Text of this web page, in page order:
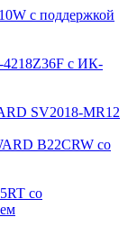
с поддержкой
с ИК-
SV2018-MR12
B22CRW со
со